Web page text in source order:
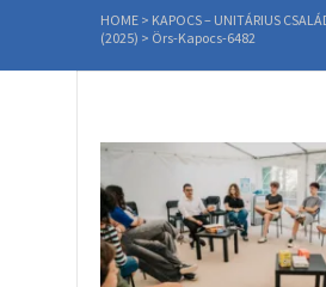
HOME > KAPOCS – UNITÁRIUS
(2025) > Örs-Kapocs-6482